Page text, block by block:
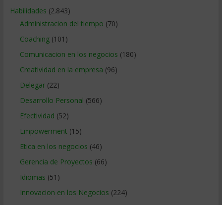
Habilidades (2.843)
Administracion del tiempo (70)
Coaching(101)
Comunicacion en los negocios (180)
Creatividad en la empresa (96)
Delegar(22)
Desarrollo Personal (566)
Efectividad (52)
Empowerment (15)
Etica en los negocios (46)
Gerencia de Proyectos (66)
Idiomas (51)
Innovacion en los Negocios (224)